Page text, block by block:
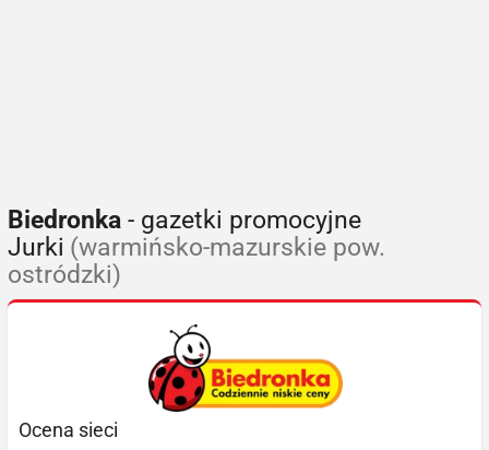
Biedronka - gazetki promocyjne
Jurki (warmińsko-mazurskie pow.
ostródzki)
Ocena sieci